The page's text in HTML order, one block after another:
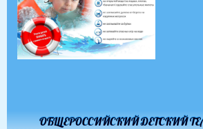
ОБЩЕРОССИЙСКИЙ ДЕТСКИЙ